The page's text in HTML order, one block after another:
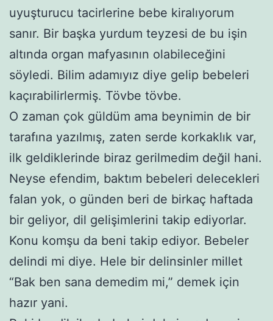
uyuşturucu tacirlerine bebe kiralıyorum
sanır. Bir başka yurdum teyzesi de bu işin
altında organ mafyasının olabileceğini
söyledi. Bilim adamıyız diye gelip bebeleri
kaçırabilirlermiş. Tövbe tövbe.
O zaman çok güldüm ama beynimin de bir
tarafına yazılmış, zaten serde korkaklık var,
ilk geldiklerinde biraz gerilmedim değil hani.
Neyse efendim, baktım bebeleri delecekleri
falan yok, o günden beri de birkaç haftada
bir geliyor, dil gelişimlerini takip ediyorlar.
Konu komşu da beni takip ediyor. Bebeler
delindi mi diye. Hele bir delinsinler millet
“Bak ben sana demedim mi,” demek için
hazır yani.